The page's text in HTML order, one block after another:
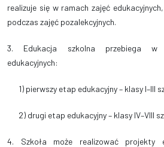
realizuje się w ramach zajęć
podczas zajęć pozalekcyjnych.
3. Edukacja szkolna przebiega w
edukacyjnych:
1) pierwszy etap edukacyjny – klasy I–III
2) drugi etap edukacyjny – klasy IV–VIII
4. Szkoła może realizować projekty